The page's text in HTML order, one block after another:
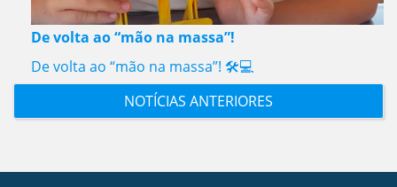
De volta ao “mão na massa”!
De volta ao “mão na massa”! 🛠️💻
NOTÍCIAS ANTERIORES